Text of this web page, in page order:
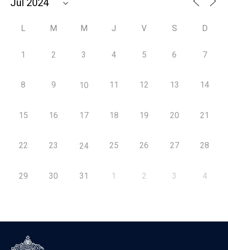
L M M J V S D
1 2 3 4 5 6 7
8 9 10 11 12 13 14
15 16 17 18 19 20 21
22 23 24 25 26 27 28
29 30 31 1 2 3 4